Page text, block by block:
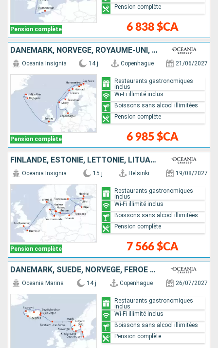
Pension complète 6 838 $CA
Pension complète
DANEMARK, NORVÈGE, ROYAUME-UNI, ISLANDE
Pension complète
Oceania Insignia 14 j Copenhague 21/06/2027
6 985 $CA
Restaurants gastronomiques
inclus
Wi-Fi illimité inclus
Boissons sans alcool illimitées
Pension complète
FINLANDE, ESTONIE, LETTONIE, LITUANIE, POLOGNE, SUÈDE, ALLEMAGNE, DANEMARK, NORVÈGE, FRANCE, ROYAUME-UNI
Pension complète
Oceania Insignia 15 j Helsinki 19/08/2027
7 566 $CA
Restaurants gastronomiques
inclus
Wi-Fi illimité inclus
Boissons sans alcool illimitées
Pension complète
DANEMARK, SUÈDE, NORVÈGE, FÉROÉ (ÎLES), ISLANDE
Oceania Marina 14 j Copenhague 26/07/2027
Restaurants gastronomiques
inclus
Wi-Fi illimité inclus
Boissons sans alcool illimitées
Pension complète